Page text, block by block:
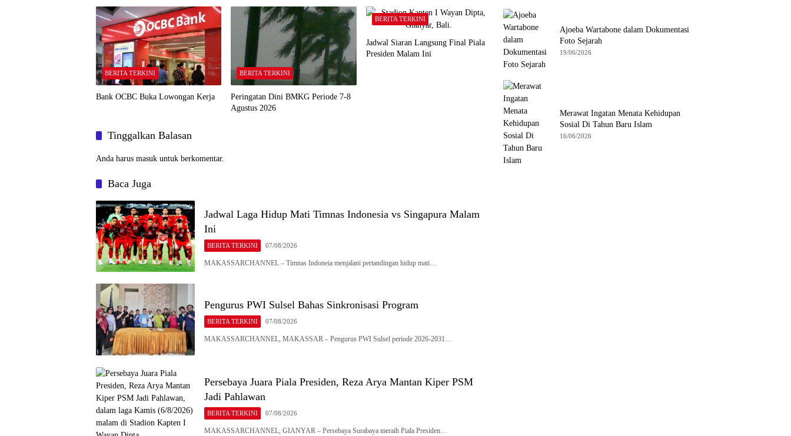
BERITA TERKINI
Bank OCBC Buka Lowongan Kerja
BERITA TERKINI
Peringatan Dini BMKG Periode 7-8
Agustus 2026
BERITA TERKINI
Jadwal Siaran Langsung Final Piala
Presiden Malam Ini
Tinggalkan Balasan
Anda harus masuk untuk berkomentar.
Baca Juga
Jadwal Laga Hidup Mati Timnas Indonesia vs Singapura Malam
Ini
BERITA TERKINI 07/08/2026
MAKASSARCHANNEL – Timnas Indoneia menjalani pertandingan hidup mati…
Pengurus PWI Sulsel Bahas Sinkronisasi Program
BERITA TERKINI 07/08/2026
MAKASSARCHANNEL, MAKASSAR – Pengurus PWI Sulsel periode 2026-2031…
Persebaya Juara Piala Presiden, Reza Arya Mantan Kiper PSM
Jadi Pahlawan
BERITA TERKINI 07/08/2026
MAKASSARCHANNEL, GIANYAR – Persebaya Surabaya meraih Piala Presiden…
Ajoeba Wartabone dalam Dokumentasi
Foto Sejarah
19/06/2026
Merawat Ingatan Menata Kehidupan
Sosial Di Tahun Baru Islam
16/06/2026